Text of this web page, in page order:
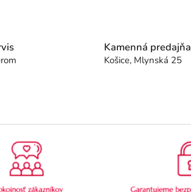
Kamenná predajňa
Košice, Mlynská 25